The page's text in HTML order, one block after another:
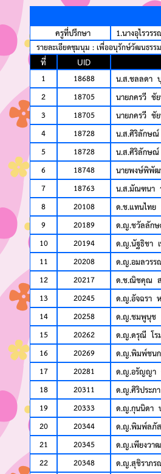
ครูที่ปรึกษา 1.นางอุไรว
รายละเอียดชุมนุม : เพื่ออนุรักษ์วัฒนธรร
ที่ UID
1 18688 น.ส.ชลลดา
2 18705 นายภครวี ชั
3 18705 นายภครวี ชั
4 18728 น.ส.ศิริลักษณ์
5 18728 น.ส.ศิริลักษณ์
6 18748 นายพงษ์พิพั
7 18763 น.ส.มัณฑนา
8 20108 ด.ช.แทนไทย
9 20189 ด.ญ.ชวัลลัก
10 20194 ด.ญ.นัฐธิชา เ
11 20208 ด.ญ.อมลวรร
12 20217 ด.ช.ณิชคุณ ส
13 20245 ด.ญ.อัจฉรา
14 20258 ด.ญ.ชมพูนุช
15 20262 ด.ญ.ดรุณี โร
16 20269 ด.ญ.พิมพ์ชน
17 20281 ด.ญ.อรัญญา
18 20311 ด.ญ.ศิริประภ
19 20333 ด.ญ.กุนนิดา
20 20344 ด.ญ.พิมพ์ลภั
21 20345 ด.ญ.เพียงวา
22 20348 ด.ญ.สุชิราภ